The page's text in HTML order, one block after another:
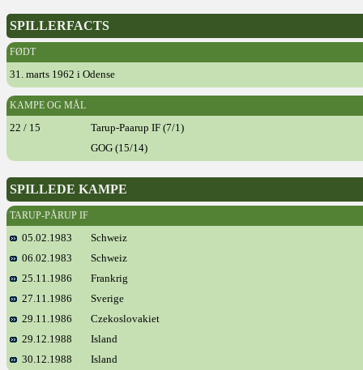
SPILLERFACTS
FØDT
31. marts 1962 i Odense
KAMPE OG MÅL
22 / 15
Tarup-Paarup IF (7/1)
GOG (15/14)
SPILLEDE KAMPE
TARUP-PÅRUP IF
05.02.1983
Schweiz
06.02.1983
Schweiz
25.11.1986
Frankrig
27.11.1986
Sverige
29.11.1986
Czekoslovakiet
29.12.1988
Island
30.12.1988
Island